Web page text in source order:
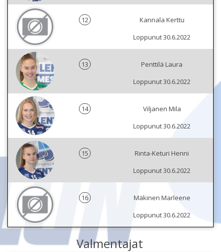
12
Kannala Kerttu
Loppunut 30.6.2022
13
Penttilä Laura
Loppunut 30.6.2022
14
Viljanen Mila
Loppunut 30.6.2022
15
Rinta-Keturi Henni
Loppunut 30.6.2022
16
Mäkinen Marleene
Loppunut 30.6.2022
Valmentajat